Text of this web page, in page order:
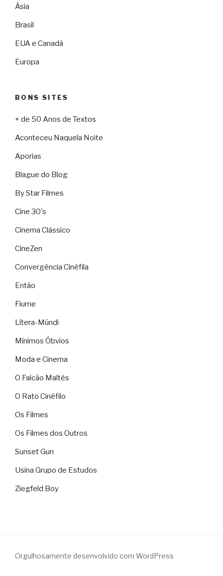
Ásia
Brasil
EUA e Canadá
Europa
BONS SITES
+ de 50 Anos de Textos
Aconteceu Naquela Noite
Aporias
Blague do Blog
By Star Filmes
Cine 30's
Cinema Clássico
CineZen
Convergência Cinéfila
Então
Fiume
Lítera-Múndi
Mínimos Óbvios
Moda e Cinema
O Falcão Maltês
O Rato Cinéfilo
Os Filmes
Os Filmes dos Outros
Sunset Gun
Usina Grupo de Estudos
Ziegfeld Boy
Orgulhosamente desenvolvido com WordPress